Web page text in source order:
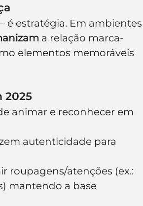
é estratégia. Em ambientes
a relação marca-
elementos memoráveis
2025
animar e reconhecer em
autenticidade para
roupagens/atenções (ex.:
mantendo a base